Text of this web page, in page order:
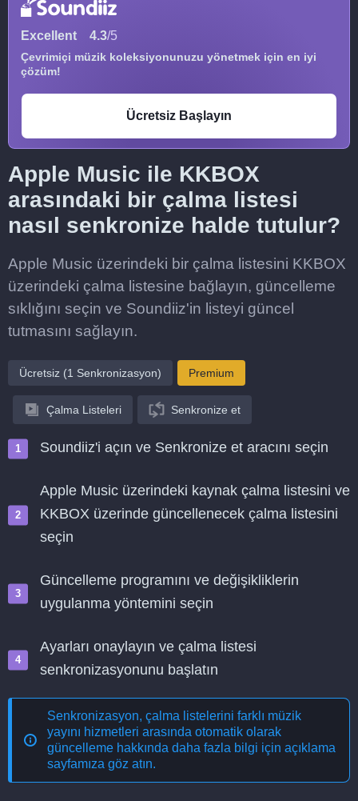
Excellent 4.3/5
Çevrimiçi müzik koleksiyonunuzu yönetmek için en iyi
çözüm!
Ücretsiz Başlayın
Apple Music ile KKBOX
arasındaki bir çalma listesi
nasıl senkronize halde tutulur?
Apple Music üzerindeki bir çalma listesini KKBOX
üzerindeki çalma listesine bağlayın, güncelleme
sıklığını seçin ve Soundiiz'in listeyi güncel
tutmasını sağlayın.
Ücretsiz (1 Senkronizasyon) Premium
Çalma Listeleri Senkronize et
Soundiiz'i açın ve Senkronize et aracını seçin
Apple Music üzerindeki kaynak çalma listesini ve
KKBOX üzerinde güncellenecek çalma listesini
seçin
Güncelleme programını ve değişikliklerin
uygulanma yöntemini seçin
Ayarları onaylayın ve çalma listesi
senkronizasyonunu başlatın
Senkronizasyon, çalma listelerini farklı müzik
yayını hizmetleri arasında otomatik olarak
güncelleme hakkında daha fazla bilgi için açıklama
sayfamıza göz atın.